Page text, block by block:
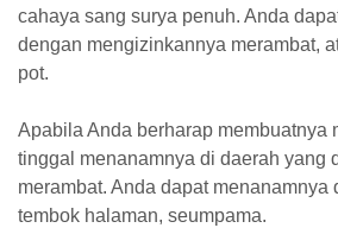
cahaya sang surya penuh. Anda
dengan mengizinkannya merambat,
pot.
Apabila Anda berharap membuatnya
tinggal menanamnya di daerah yang
merambat. Anda dapat menanamnya
tembok halaman, seumpama.